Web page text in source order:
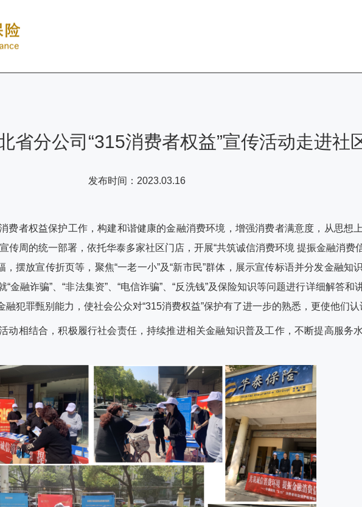
省分公司“315消费者权益”宣传活动走进社
发布时间： 2023.03.16
费者权益保护工作，构建和谐健康的金融消费环境，增强消费者满意度，从思想
传周的统一部署，依托华泰多家社区门店，开展“共筑诚信消费环境 提振金融消费
摆放宣传折页等，聚焦“一老一小”及“新市民”群体，展示宣传标语并分发金融知
融诈骗”、“非法集资”、“电信诈骗”、“反洗钱”及保险知识等问题进行详细解答
犯罪甄别能力，使社会公众对“315消费权益”保护有了进一步的熟悉，更使他们认
动相结合，积极履行社会责任，持续推进相关金融知识普及工作，不断提高服务